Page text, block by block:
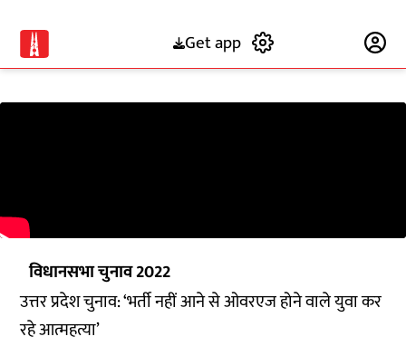
Get app
विधानसभा चुनाव 2022
उत्तर प्रदेश चुनाव: ‘भर्ती नहीं आने से ओवरएज होने वाले युवा कर
रहे आत्महत्या’